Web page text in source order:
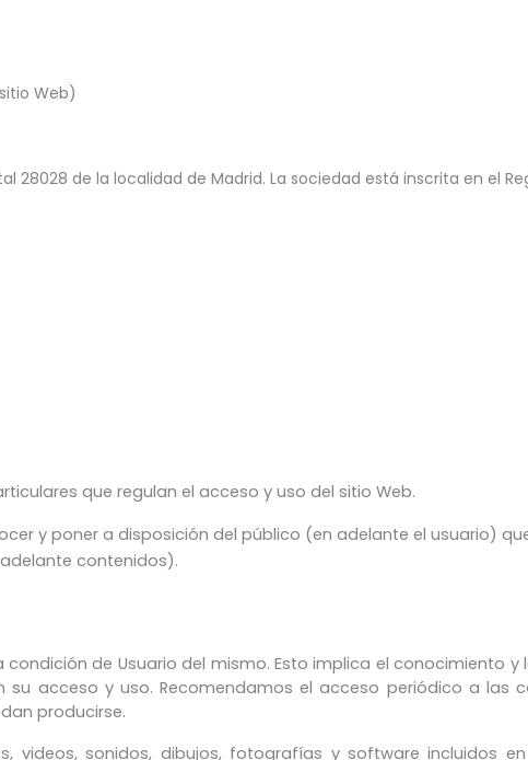
Web)
28028 de la localidad de Madrid. La sociedad está inscrita en el
que regulan el acceso y uso del sitio Web.
y poner a disposición del público (en adelante el usuario)
contenidos).
de Usuario del mismo. Esto implica el conocimiento
acceso y uso. Recomendamos el acceso periódico a las
producirse.
videos, sonidos, dibujos, fotografías y software incluidos